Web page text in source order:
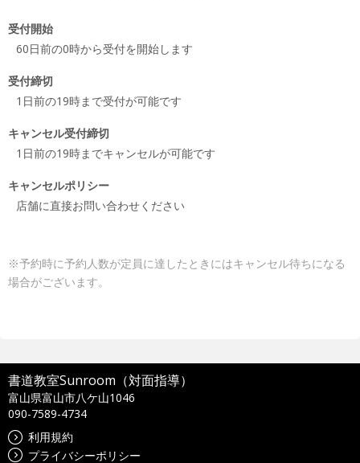
受付開始
60日前の0時から受付を開始します
受付締切
1日前の19時まで受付が可能です
キャンセル受付締切
1日前の19時までキャンセルが可能です
キャンセルポリシー
店舗に直接お問い合わせください
※予約時に予約人数が定員に達したときにはキャンセル待ちになる
場合がございます。
書道教室Sunroom（対面指導）
富山県富山市八ケ山1046
090-7589-4734
利用規約
プライバシーポリシー